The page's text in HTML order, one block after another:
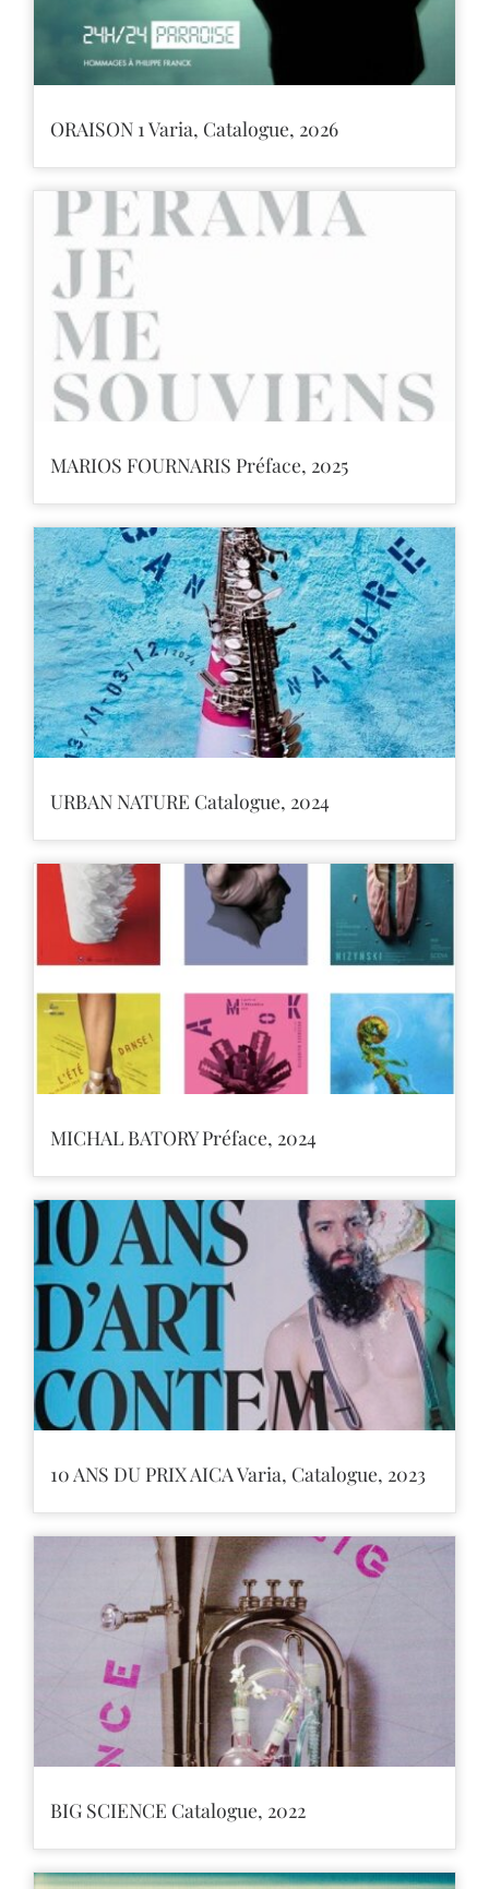
ORAISON 1 Varia, Catalogue, 2026
MARIOS FOURNARIS Préface, 2025
URBAN NATURE Catalogue, 2024
MICHAL BATORY Préface, 2024
10 ANS DU PRIX AICA Varia, Catalogue, 2023
BIG SCIENCE Catalogue, 2022